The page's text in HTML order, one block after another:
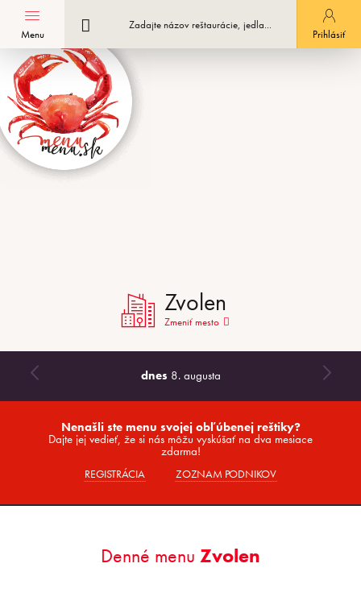
Registrácia podniku Prihlásiť
Zvolen
Zmeniť mesto
Menu
dnes 8. augusta
Nenašli ste menu svojej obľúbenej reštiky?
Dajte jej vedieť, že si nás môžu vyskúšať na dva mesiace
zdarma!
REGISTRÁCIA ZOZNAM PODNIKOV
Denné menu Zvolen